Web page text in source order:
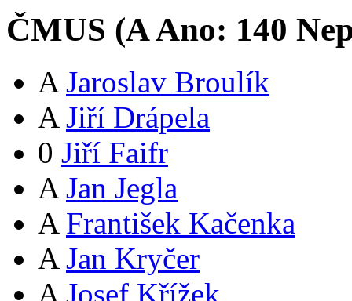
ČMUS (AAno: 140
A Jaroslav Broulík
A Jiří Drápela
0 Jiří Faifr
A Jan Jegla
A František Kačenka
A Jan Kryčer
A Josef Křížek